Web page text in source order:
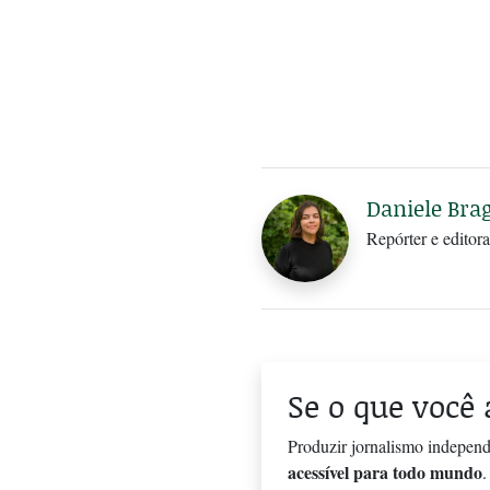
Daniele
Repórter e
Se o que
Produzir jornalismo
acessível para todo mundo.